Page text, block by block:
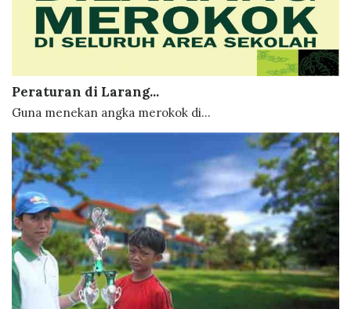
Peraturan di Larang...
Guna menekan angka merokok di...